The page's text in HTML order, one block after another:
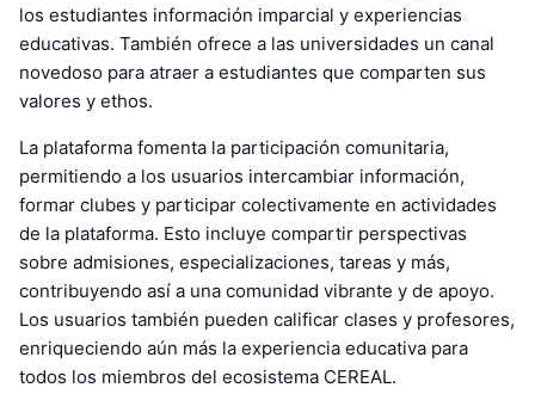
los estudiantes información imparcial y experiencias
educativas. También ofrece a las universidades un canal
novedoso para atraer a estudiantes que comparten sus
valores y ethos.
La plataforma fomenta la participación comunitaria,
permitiendo a los usuarios intercambiar información,
formar clubes y participar colectivamente en actividades
de la plataforma. Esto incluye compartir perspectivas
sobre admisiones, especializaciones, tareas y más,
contribuyendo así a una comunidad vibrante y de apoyo.
Los usuarios también pueden calificar clases y profesores,
enriqueciendo aún más la experiencia educativa para
todos los miembros del ecosistema CEREAL.